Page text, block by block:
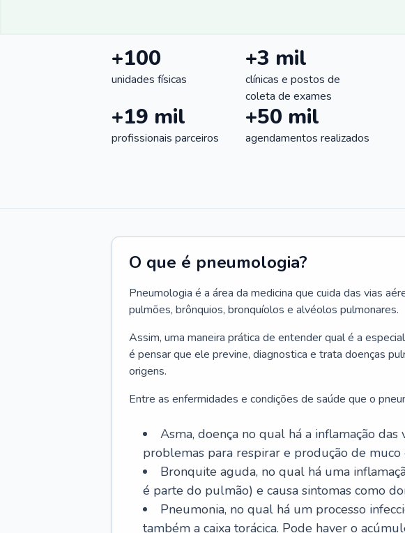
+100
unidades físicas
+3 mil
clínicas e postos de
coleta de exames
+19 mil
profissionais parceiros
+50 mil
agendamentos realizados
O que é pneumologia?
Pneumologia é a área da medicina que cuida das vias
pulmões, brônquios, bronquíolos e alvéolos pulmonares.
Assim, uma maneira prática de entender qual é a
é pensar que ele previne, diagnostica e trata doenças
origens.
Entre as enfermidades e condições de saúde que o
Asma, doença no qual há a inflamação das
problemas para respirar e produção de muco
Bronquite aguda, no qual há uma
é parte do pulmão) e causa sintomas como
Pneumonia, no qual há um processo
também a caixa torácica. Pode haver o